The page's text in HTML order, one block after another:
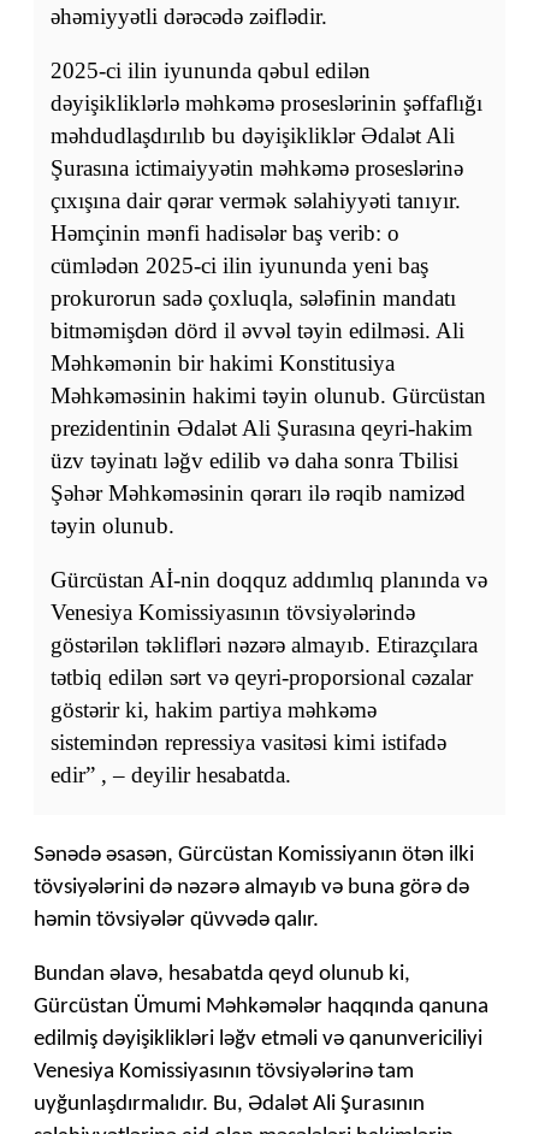
əhəmiyyətli dərəcədə zəiflədir.
2025-ci ilin iyununda qəbul edilən
dəyişikliklərlə məhkəmə proseslərinin şəffaflığı
məhdudlaşdırılıb bu dəyişikliklər Ədalət Ali
Şurasına ictimaiyyətin məhkəmə proseslərinə
çıxışına dair qərar vermək səlahiyyəti tanıyır.
Həmçinin mənfi hadisələr baş verib: o
cümlədən 2025-ci ilin iyununda yeni baş
prokurorun sadə çoxluqla, sələfinin mandatı
bitməmişdən dörd il əvvəl təyin edilməsi. Ali
Məhkəmənin bir hakimi Konstitusiya
Məhkəməsinin hakimi təyin olunub. Gürcüstan
prezidentinin Ədalət Ali Şurasına qeyri-hakim
üzv təyinatı ləğv edilib və daha sonra Tbilisi
Şəhər Məhkəməsinin qərarı ilə rəqib namizəd
təyin olunub.
Gürcüstan Aİ-nin doqquz addımlıq planında və
Venesiya Komissiyasının tövsiyələrində
göstərilən təklifləri nəzərə almayıb. Etirazçılara
tətbiq edilən sərt və qeyri-proporsional cəzalar
göstərir ki, hakim partiya məhkəmə
sistemindən repressiya vasitəsi kimi istifadə
edir” , – deyilir hesabatda.
Sənədə əsasən, Gürcüstan Komissiyanın ötən ilki
tövsiyələrini də nəzərə almayıb və buna görə də
həmin tövsiyələr qüvvədə qalır.
Bundan əlavə, hesabatda qeyd olunub ki,
Gürcüstan Ümumi Məhkəmələr haqqında qanuna
edilmiş dəyişiklikləri ləğv etməli və qanunvericiliyi
Venesiya Komissiyasının tövsiyələrinə tam
uyğunlaşdırmalıdır. Bu, Ədalət Ali Şurasının